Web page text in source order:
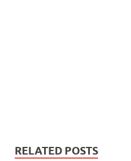
RELATED POSTS